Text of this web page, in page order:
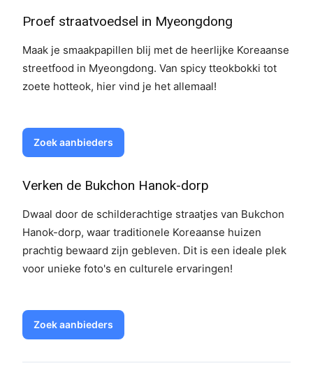
Proef straatvoedsel in Myeongdong
Maak je smaakpapillen blij met de heerlijke Koreaanse
streetfood in Myeongdong. Van spicy tteokbokki tot
zoete hotteok, hier vind je het allemaal!
Zoek aanbieders
Verken de Bukchon Hanok-dorp
Dwaal door de schilderachtige straatjes van Bukchon
Hanok-dorp, waar traditionele Koreaanse huizen
prachtig bewaard zijn gebleven. Dit is een ideale plek
voor unieke foto's en culturele ervaringen!
Zoek aanbieders